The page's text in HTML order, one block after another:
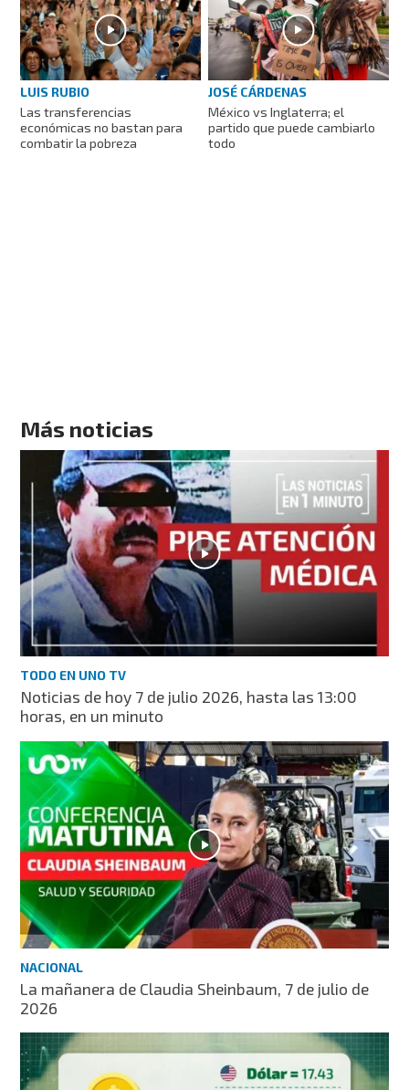
LUIS RUBIO
Las transferencias
económicas no bastan para
combatir la pobreza
JOSÉ CÁRDENAS
México vs Inglaterra; el
partido que puede cambiarlo
todo
Más noticias
TODO EN UNO TV
Noticias de hoy 7 de julio 2026, hasta las 13:00
horas, en un minuto
NACIONAL
La mañanera de Claudia Sheinbaum, 7 de julio de
2026